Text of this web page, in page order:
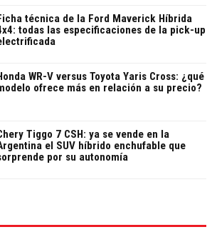
técnica de la Ford Maverick Híbrida
todas las especificaciones de la pick-up
WR-V versus Toyota Yaris Cross: ¿qué
ofrece más en relación a su precio?
Tiggo 7 CSH: ya se vende en la
el SUV híbrido enchufable que
por su autonomía